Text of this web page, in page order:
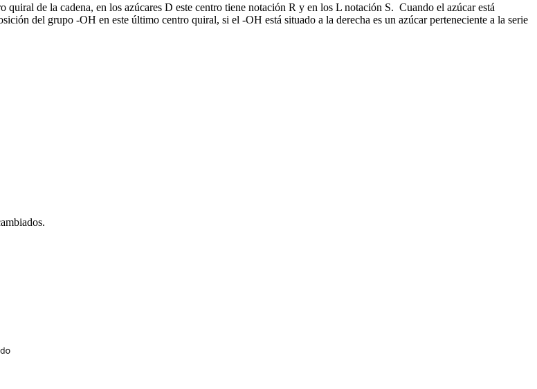
de la cadena, en los azúcares D este centro tiene notación R y en los L notación S. Cuando el azúcar está
del grupo -OH en este último centro quiral, si el -OH está situado a la derecha es un azúcar perteneciente a la serie